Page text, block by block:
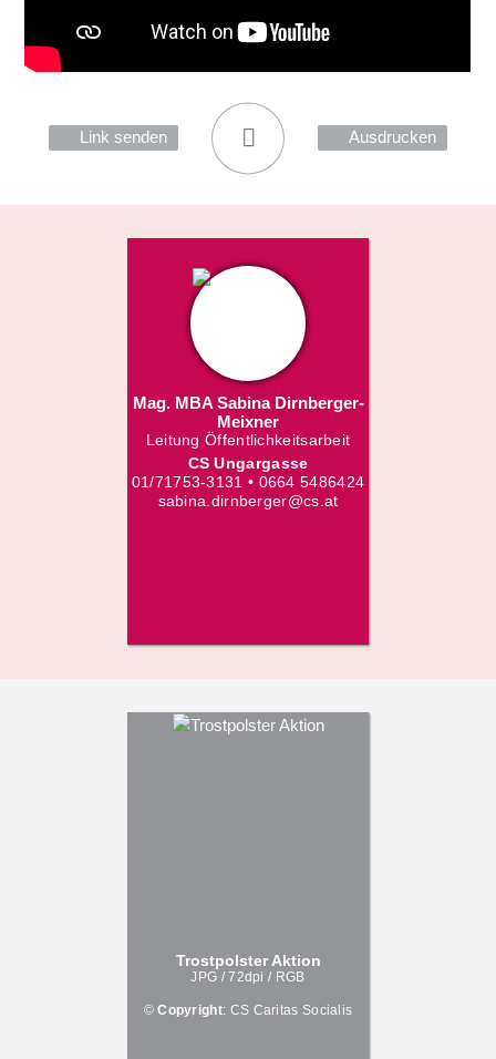
Link senden Ausdrucken
Mag. MBA Sabina Dirnberger-
Meixner
Leitung Öffentlichkeitsarbeit
CS Ungargasse
01/71753-3131 • 0664 5486424
sabina.dirnberger@cs.at
Trostpolster Aktion
JPG / 72dpi / RGB
©Copyright: CS Caritas Socialis